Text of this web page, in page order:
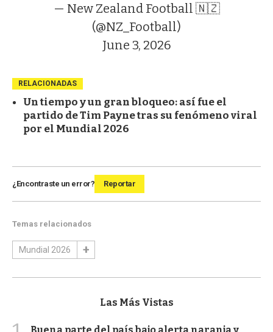
— New Zealand Football 🇳🇿
(@NZ_Football)
June 3, 2026
RELACIONADAS
Un tiempo y un gran bloqueo: así fue el
partido de Tim Payne tras su fenómeno viral
por el Mundial 2026
¿Encontraste un error? Reportar
Temas relacionados
Mundial 2026
Las Más Vistas